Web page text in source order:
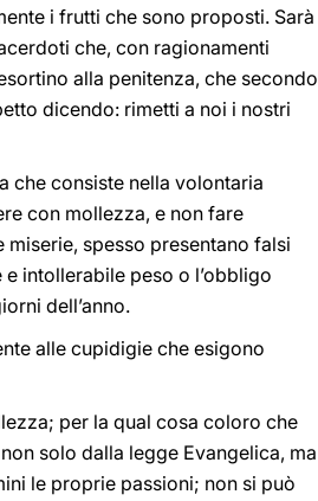
i frutti che sono proposti. Sarà
che, con ragionamenti
alla penitenza, che secondo
dicendo: rimetti a noi i nostri
che consiste nella volontaria
con mollezza, e non fare
spesso presentano falsi
intollerabile peso o l’obbligo
dell’anno.
alle cupidigie che esigono
per la qual cosa coloro che
solo dalla legge Evangelica, ma
le proprie passioni; non si può